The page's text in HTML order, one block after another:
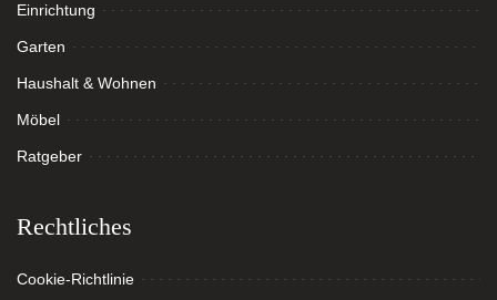
Einrichtung
Garten
Haushalt & Wohnen
Möbel
Ratgeber
Rechtliches
Cookie-Richtlinie